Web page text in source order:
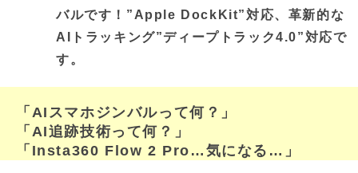
バルです！”Apple DockKit”対応、革新的な
AIトラッキング”ディープトラック4.0”対応で
す。
「AIスマホジンバルって何？」
「AI追跡技術って何？」
「Insta360 Flow 2 Pro…気になる…」